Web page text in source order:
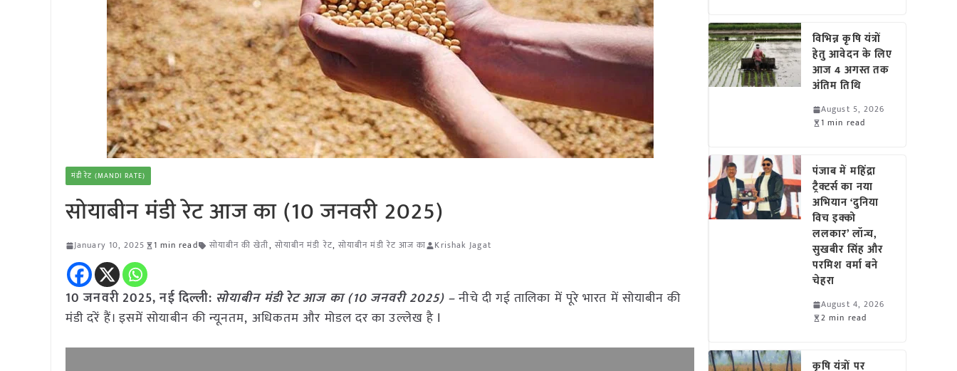
मंडी रेट (MANDI RATE)
सोयाबीन मंडी रेट आज का (10 जनवरी 2025)
January 10, 2025 1 min read सोयाबीन की खेती, सोयाबीन मंडी रेट, सोयाबीन मंडी रेट आज का Krishak Jagat
10 जनवरी 2025, नई दिल्ली: सोयाबीन मंडी रेट आज का (10 जनवरी 2025) –नीचे दी गई तालिका में पूरे भारत में सोयाबीन की
मंडी दरें हैं। इसमें सोयाबीन की न्यूनतम, अधिकतम और मोडल दर का उल्लेख है I
विभिन्न कृषि यंत्रों
हेतु आवेदन के लिए
आज 4 अगस्त तक
अंतिम तिथि
August 5, 2026
1 min read
पंजाब में महिंद्रा
ट्रैक्टर्स का नया
अभियान ‘दुनिया
विच इक्को
ललकार’ लॉन्च,
सुखबीर सिंह और
परमिश वर्मा बने
चेहरा
August 4, 2026
2 min read
कृषि यंत्रों पर